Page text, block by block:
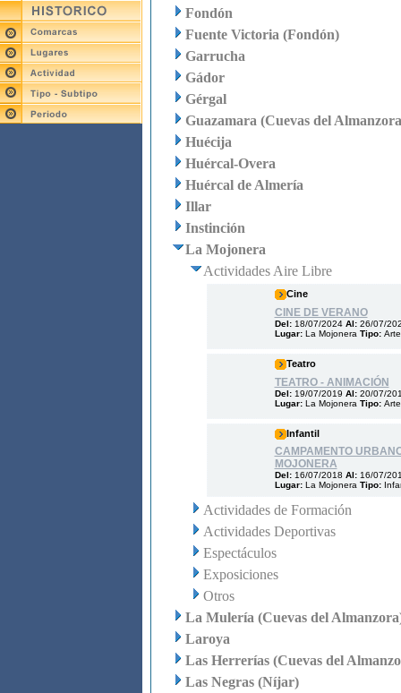
Fondón
Fuente Victoria (Fondón)
Garrucha
Gádor
Gérgal
Guazamara (Cuevas del
Huécija
Huércal-Overa
Huércal de Almería
Illar
Instinción
La Mojonera
Actividades Aire Libre
Cine
CINE DE VERANO
Del: 18/07/2024 Al: 26/07/
Lugar: La Mojonera Tipo:
Teatro
TEATRO - ANIMACIÓN
Del: 19/07/2019 Al: 20/07/
Lugar: La Mojonera Tipo:
Infantil
CAMPAMENTO
MOJONERA
Del: 16/07/2018 Al: 16/07/
Lugar: La Mojonera Tipo:
Actividades de Formación
Actividades Deportivas
Espectáculos
Exposiciones
Otros
La Mulería (Cuevas del
Laroya
Las Herrerías (Cuevas del
Las Negras (Níjar)